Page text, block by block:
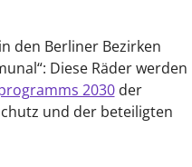
den Berliner Bezirken
Diese Räder werden
2030der
und der beteiligten